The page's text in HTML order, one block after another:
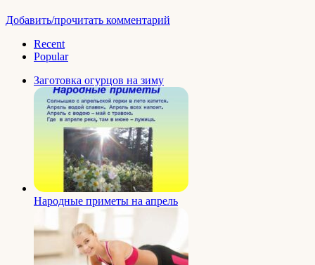
Добавить/прочитать комментарий
Recent
Popular
Заготовка огурцов на зиму
Народные приметы на апрель